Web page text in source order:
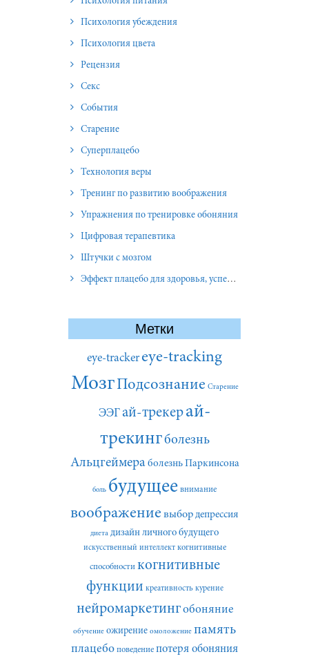
Психология убеждения
Психология цвета
Рецензия
Секс
События
Старение
Суперплацебо
Технология веры
Тренинг по развитию воображения
Упражнения по тренировке обоняния
Цифровая терапевтика
Штучки с мозгом
Эффект плацебо для здоровья, успеха и отношений
Метки
eye-tracker eye-tracking
МозгПодсознание Старение
ЭЭГай-трекерай-
трекингболезнь
Альцгеймера болезнь Паркинсона
боль будущее внимание
воображение выбор депрессия
диета дизайн личного будущего
искусственный интеллект когнитивные
способности когнитивные
функции креативность курение
нейромаркетингобоняние
обучение ожирение омоложение память
плацебо поведение потеря обоняния